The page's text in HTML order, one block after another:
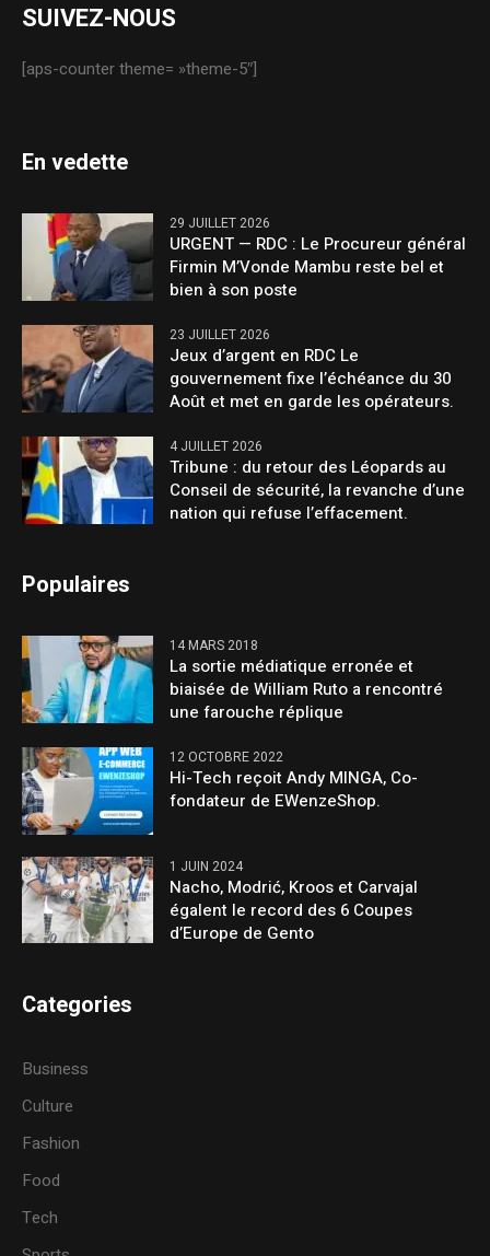
SUIVEZ-NOUS
[aps-counter theme= »theme-5″]
En vedette
29 JUILLET 2026
URGENT — RDC : Le Procureur général
Firmin M’Vonde Mambu reste bel et
bien à son poste
23 JUILLET 2026
Jeux d’argent en RDC Le
gouvernement fixe l’échéance du 30
Août et met en garde les opérateurs.
4 JUILLET 2026
Tribune : du retour des Léopards au
Conseil de sécurité, la revanche d’une
nation qui refuse l’effacement.
Populaires
14 MARS 2018
La sortie médiatique erronée et
biaisée de William Ruto a rencontré
une farouche réplique
12 OCTOBRE 2022
Hi-Tech reçoit Andy MINGA, Co-
fondateur de EWenzeShop.
1 JUIN 2024
Nacho, Modrić, Kroos et Carvajal
égalent le record des 6 Coupes
d’Europe de Gento
Categories
Business
Culture
Fashion
Food
Tech